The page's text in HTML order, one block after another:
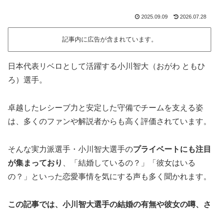
2025.09.09 2026.07.28
記事内に広告が含まれています。
日本代表リベロとして活躍する小川智大（おがわ ともひ
ろ）選手。
卓越したレシーブ力と安定した守備でチームを支える姿
は、多くのファンや解説者からも高く評価されています。
そんな実力派選手・小川智大選手のプライベートにも注目
が集まっており
、「結婚しているの？」「彼女はいる
の？」といった恋愛事情を気にする声も多く聞かれます。
この記事では、小川智大選手の結婚の有無や彼女の噂、さ